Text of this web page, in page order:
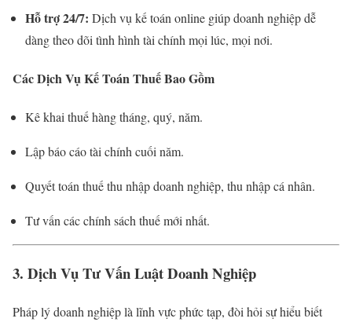
Hỗ trợ 24/7: Dịch vụ kế toán online giúp doanh nghiệp dễ
dàng theo dõi tình hình tài chính mọi lúc, mọi nơi.
Các Dịch Vụ Kế Toán Thuế Bao Gồm
Kê khai thuế hàng tháng, quý, năm.
Lập báo cáo tài chính cuối năm.
Quyết toán thuế thu nhập doanh nghiệp, thu nhập cá nhân.
Tư vấn các chính sách thuế mới nhất.
3. Dịch Vụ Tư Vấn Luật Doanh Nghiệp
Pháp lý doanh nghiệp là lĩnh vực phức tạp, đòi hỏi sự hiểu biết